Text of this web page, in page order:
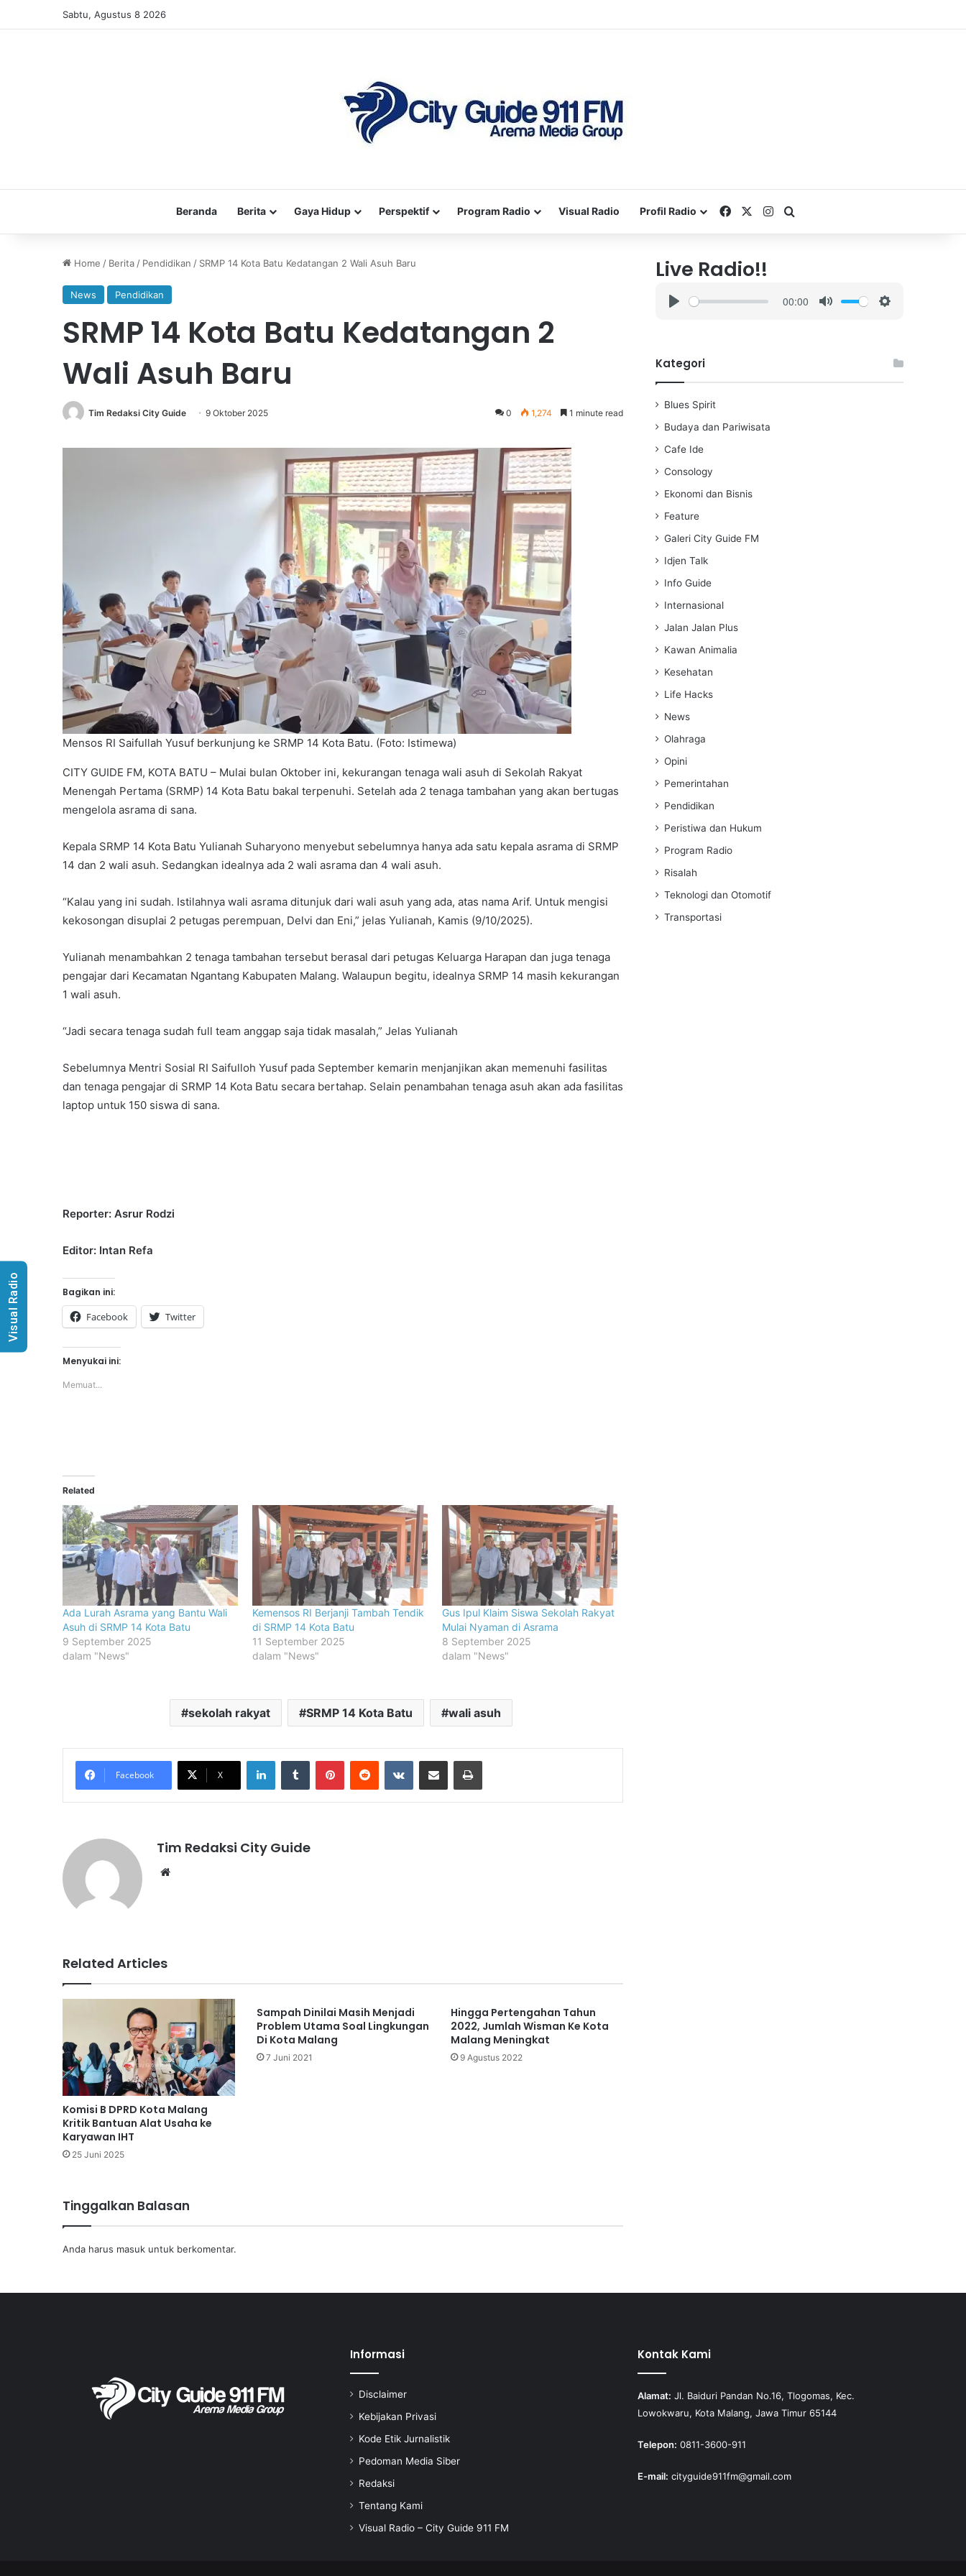
Sabtu, Agustus 8 2026
Beranda Berita Gaya Hidup Perspektif Program Radio Visual Radio Profil Radio FacebookInstagram
Home / Berita / Pendidikan / SRMP 14 Kota Batu Kedatangan 2 Wali Asuh Baru
News Pendidikan
SRMP 14 Kota Batu Kedatangan 2
Wali Asuh Baru
Tim Redaksi City Guide 9 Oktober 2025 0 1,274 1 minute read
Mensos RI Saifullah Yusuf berkunjung ke SRMP 14 Kota Batu. (Foto: Istimewa)
CITY GUIDE FM, KOTA BATU – Mulai bulan Oktober ini, kekurangan tenaga wali asuh di Sekolah Rakyat
Menengah Pertama (SRMP) 14 Kota Batu bakal terpenuhi. Setelah ada 2 tenaga tambahan yang akan bertugas
mengelola asrama di sana.
Kepala SRMP 14 Kota Batu Yulianah Suharyono menyebut sebelumnya hanya ada satu kepala asrama di SRMP
14 dan 2 wali asuh. Sedangkan idealnya ada 2 wali asrama dan 4 wali asuh.
“Kalau yang ini sudah. Istilahnya wali asrama ditunjuk dari wali asuh yang ada, atas nama Arif. Untuk mengisi
kekosongan disuplai 2 petugas perempuan, Delvi dan Eni,” jelas Yulianah, Kamis (9/10/2025).
Yulianah menambahkan 2 tenaga tambahan tersebut berasal dari petugas Keluarga Harapan dan juga tenaga
pengajar dari Kecamatan Ngantang Kabupaten Malang. Walaupun begitu, idealnya SRMP 14 masih kekurangan
1 wali asuh.
“Jadi secara tenaga sudah full team anggap saja tidak masalah,” Jelas Yulianah
Sebelumnya Mentri Sosial RI Saifulloh Yusuf pada September kemarin menjanjikan akan memenuhi fasilitas
dan tenaga pengajar di SRMP 14 Kota Batu secara bertahap. Selain penambahan tenaga asuh akan ada fasilitas
laptop untuk 150 siswa di sana.
Reporter: Asrur Rodzi
Editor: Intan Refa
Bagikan ini:
Facebook Twitter
Menyukai ini:
Memuat...
Related
Ada Lurah Asrama yang Bantu Wali
Asuh di SRMP 14 Kota Batu
9 September 2025
dalam "News"
Kemensos RI Berjanji Tambah Tendik
di SRMP 14 Kota Batu
11 September 2025
dalam "News"
Gus Ipul Klaim Siswa Sekolah Rakyat
Mulai Nyaman di Asrama
8 September 2025
dalam "News"
sekolah rakyat SRMP 14 Kota Batu wali asuh
Facebook X
LinkedInTumblr PinterestReddit VKontakteShare via Email Print
Tim Redaksi City Guide
Related Articles
Komisi B DPRD Kota Malang
Kritik Bantuan Alat Usaha ke
Karyawan IHT
25 Juni 2025
Sampah Dinilai Masih Menjadi
Problem Utama Soal Lingkungan
Di Kota Malang
7 Juni 2021
Hingga Pertengahan Tahun
2022, Jumlah Wisman Ke Kota
Malang Meningkat
9 Agustus 2022
Tinggalkan Balasan
Anda harus masuk untuk berkomentar.
Live Radio!!
y
00:00
i
Kategori
Blues Spirit
Budaya dan Pariwisata
Cafe Ide
Consology
Ekonomi dan Bisnis
Feature
Galeri City Guide FM
Idjen Talk
Info Guide
Internasional
Jalan Jalan Plus
Kawan Animalia
Kesehatan
Life Hacks
News
Olahraga
Opini
Pemerintahan
Pendidikan
Peristiwa dan Hukum
Program Radio
Risalah
Teknologi dan Otomotif
Transportasi
Informasi
Disclaimer
Kebijakan Privasi
Kode Etik Jurnalistik
Pedoman Media Siber
Redaksi
Tentang Kami
Visual Radio – City Guide 911 FM
Kontak Kami
Alamat: Jl. Baiduri Pandan No.16, Tlogomas, Kec.
Lowokwaru, Kota Malang, Jawa Timur 65144
Telepon: 0811-3600-911
E-mail: cityguide911fm@gmail.com
Visual Radio